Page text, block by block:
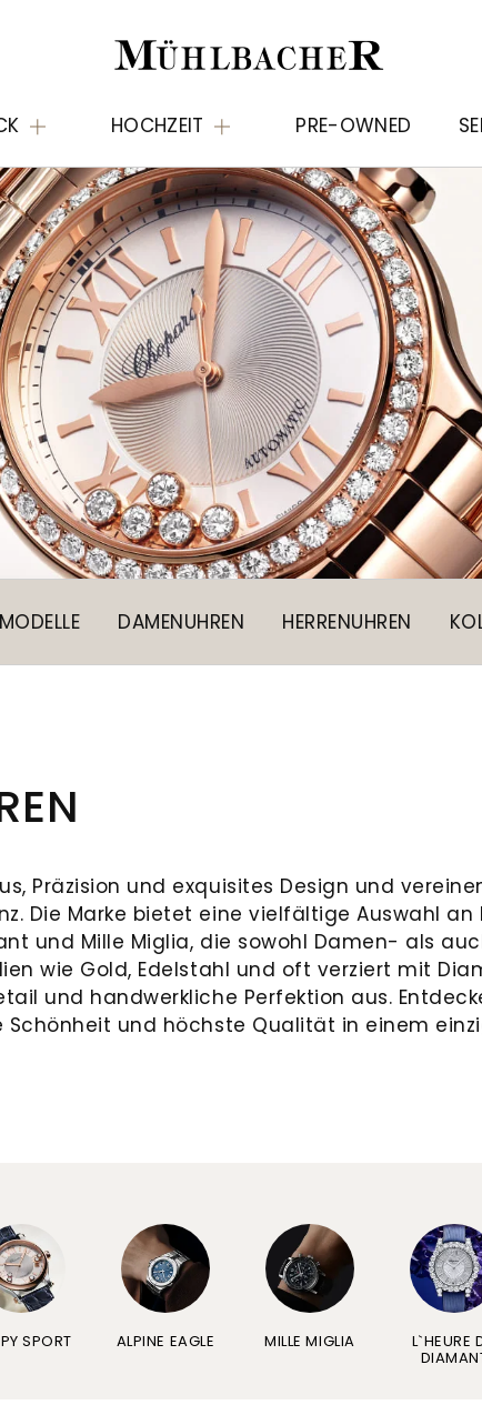
HOCHZEIT PRE-OWNED
DAMENUHREN HERRENUHREN
Präzision und exquisites Design und
Die Marke bietet eine vielfältige Auswahl an
und Mille Miglia, die sowohl Damen- als
wie Gold, Edelstahl und oft verziert mit
und handwerkliche Perfektion aus.
Schönheit und höchste Qualität in einem
SPORT ALPINE EAGLE MILLE MIGLIA L`HEURE